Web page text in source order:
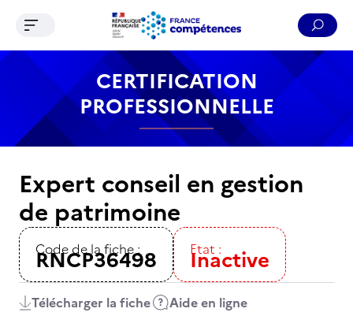
Contenu Recherche Menu Pied de page
Ouvrir le menu de navigation
CERTIFICATION
PROFESSIONNELLE
Expert conseil en gestion
de patrimoine
Code de la fiche :
RNCP36498 Etat :
Inactive
Télécharger la fiche Aide en ligne